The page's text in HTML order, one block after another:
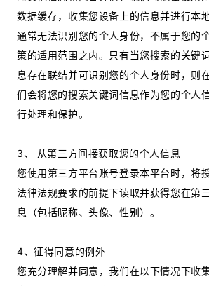
数据缓存，收集您设备上的信息并进行本
通常无法识别您的个人身份，不属于您的
策的适用范围之内。只有当您搜索的关键
息存在联结并可识别您的个人身份时，则
们会将您的搜索关键词信息作为您的个人
行处理和保护。
3、 从第三方间接获取您的个人信息
您使用第三方平台账号登录本平台时，将
法律法规要求的前提下读取并获得您在第
息（包括昵称、头像、性别）。
4、征得同意的例外
您充分理解并同意，我们在以下情况下收